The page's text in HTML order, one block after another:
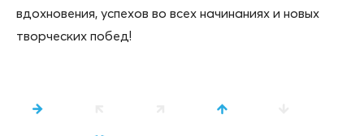
вдохновения, успехов во всех начинаниях и новых
творческих побед!